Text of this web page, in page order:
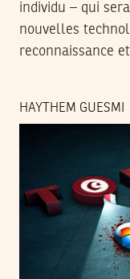
individu – qui
nouvelles
reconnaissance
HAYTHEM GUESMI